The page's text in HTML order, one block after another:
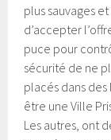
plus sauvages
d’accepter
puce pour
sécurité de ne
placés dans des
être une Ville
Les autres, ont